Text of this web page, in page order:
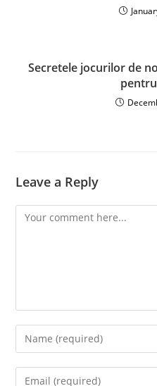
Secretele jocurilor de
Leave a Reply